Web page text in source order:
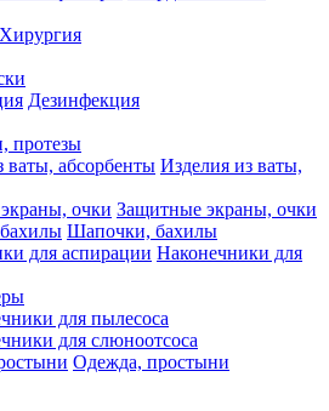
Хирургия
Дезинфекция
протезы
Изделия из ваты,
Защитные экраны, очки
Шапочки, бахилы
Наконечники для
для пылесоса
для слюноотсоса
Одежда, простыни